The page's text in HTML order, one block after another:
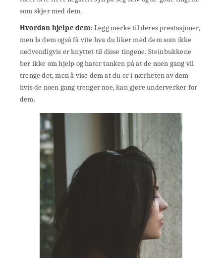
som skjer med dem.
Hvordan hjelpe dem:Legg merke til deres prestasjoner,
men la dem også få vite hva du liker med dem som ikke
nødvendigvis er knyttet til disse tingene. Steinbukkene
ber ikke om hjelp og hater tanken på at de noen gang vil
trenge det, men å vise dem at du er i nærheten av dem
hvis de noen gang trenger noe, kan gjøre underverker for
dem.